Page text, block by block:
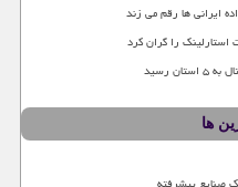
ایرانی ها رقم می زند
را گران کرد
رسید
ها